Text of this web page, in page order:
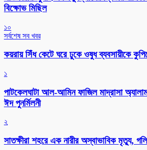
বিক্ষোভ মিছিল
১০
সর্বশেষ সব খবর
কয়রায় সিঁধ কেটে ঘরে ঢুকে ওষুধ ব্যবসায়ীকে
১
পাটকেলঘাটা আল-আমিন ফাজিল মাদ্রাসা
ঈদ পুনর্মিলনী
২
সাতক্ষীরা শহরে এক নারীর অস্বাভাবিক মৃত্যু,